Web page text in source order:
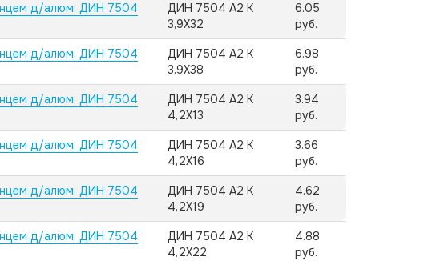
д/алюм. ДИН 7504
ДИН 7504 А2 K
3,9X32
6.05
руб.
д/алюм. ДИН 7504
ДИН 7504 А2 K
3,9X38
6.98
руб.
д/алюм. ДИН 7504
ДИН 7504 А2 K
4,2X13
3.94
руб.
д/алюм. ДИН 7504
ДИН 7504 А2 K
4,2X16
3.66
руб.
д/алюм. ДИН 7504
ДИН 7504 А2 K
4,2X19
4.62
руб.
д/алюм. ДИН 7504
ДИН 7504 А2 K
4,2X22
4.88
руб.